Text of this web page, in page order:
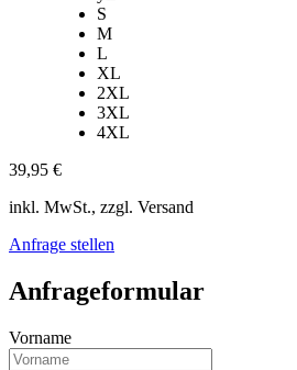
S
M
L
XL
2XL
3XL
4XL
39,95 €
inkl. MwSt., zzgl. Versand
Anfrage stellen
Anfrageformular
Vorname